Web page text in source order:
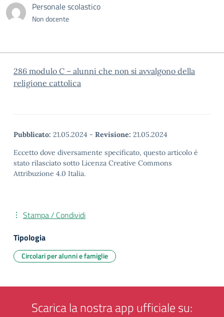
Personale scolastico
Non docente
286 modulo C – alunni che non si avvalgono della
religione cattolica
Pubblicato: 21.05.2024 - Revisione: 21.05.2024
Eccetto dove diversamente specificato, questo articolo è
stato rilasciato sotto Licenza Creative Commons
Attribuzione 4.0 Italia.
Stampa / Condividi
Tipologia
Circolari per alunni e famiglie
Scarica la nostra app ufficiale su: